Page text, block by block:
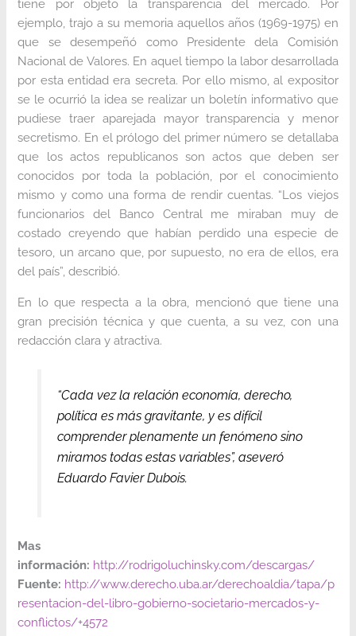
tiene por objeto la transparencia del mercado. Por
ejemplo, trajo a su memoria aquellos años (1969-1975) en
que se desempeñó como Presidente dela Comisión
Nacional de Valores. En aquel tiempo la labor desarrollada
por esta entidad era secreta. Por ello mismo, al expositor
se le ocurrió la idea se realizar un boletín informativo que
pudiese traer aparejada mayor transparencia y menor
secretismo. En el prólogo del primer número se detallaba
que los actos republicanos son actos que deben ser
conocidos por toda la población, por el conocimiento
mismo y como una forma de rendir cuentas. “Los viejos
funcionarios del Banco Central me miraban muy de
costado creyendo que habían perdido una especie de
tesoro, un arcano que, por supuesto, no era de ellos, era
del país”, describió.
En lo que respecta a la obra, mencionó que tiene una
gran precisión técnica y que cuenta, a su vez, con una
redacción clara y atractiva.
“Cada vez la relación economía, derecho,
política es más gravitante, y es difícil
comprender plenamente un fenómeno sino
miramos todas estas variables”, aseveró
Eduardo Favier Dubois.
Mas
información: http://rodrigoluchinsky.com/descargas/
Fuente: http://www.derecho.uba.ar/derechoaldia/tapa/p
resentacion-del-libro-gobierno-societario-mercados-y-
conflictos/+4572